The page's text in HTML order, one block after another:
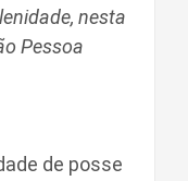
nesta
Pessoa
de posse